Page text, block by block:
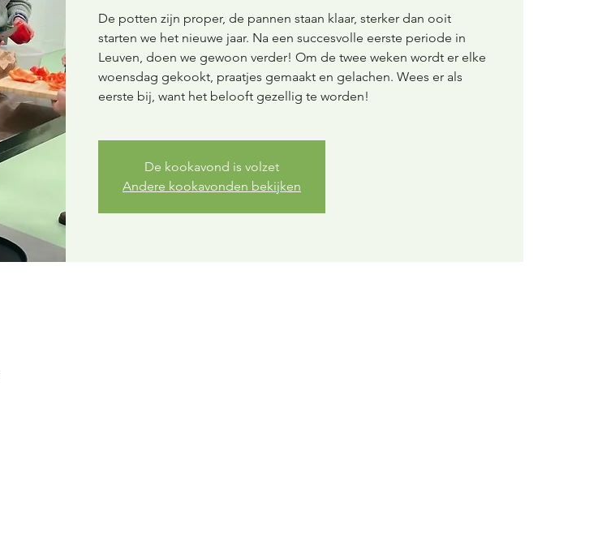
De potten zijn proper, de pannen staan klaar, sterker dan ooit
starten we het nieuwe jaar. Na een succesvolle eerste periode in
Leuven, doen we gewoon verder! Om de twee weken wordt er elke
woensdag gekookt, praatjes gemaakt en gelachen. Wees er als
eerste bij, want het belooft gezellig te worden!
De kookavond is volzet
Andere kookavonden bekijken